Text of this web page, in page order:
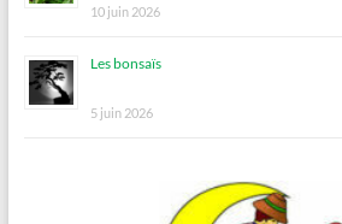
10 juin 2026
Les bonsaïs
5 juin 2026